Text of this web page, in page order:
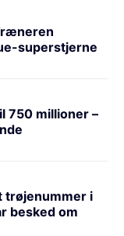
superstjerne
750 millioner –
trøjenummer i
besked om